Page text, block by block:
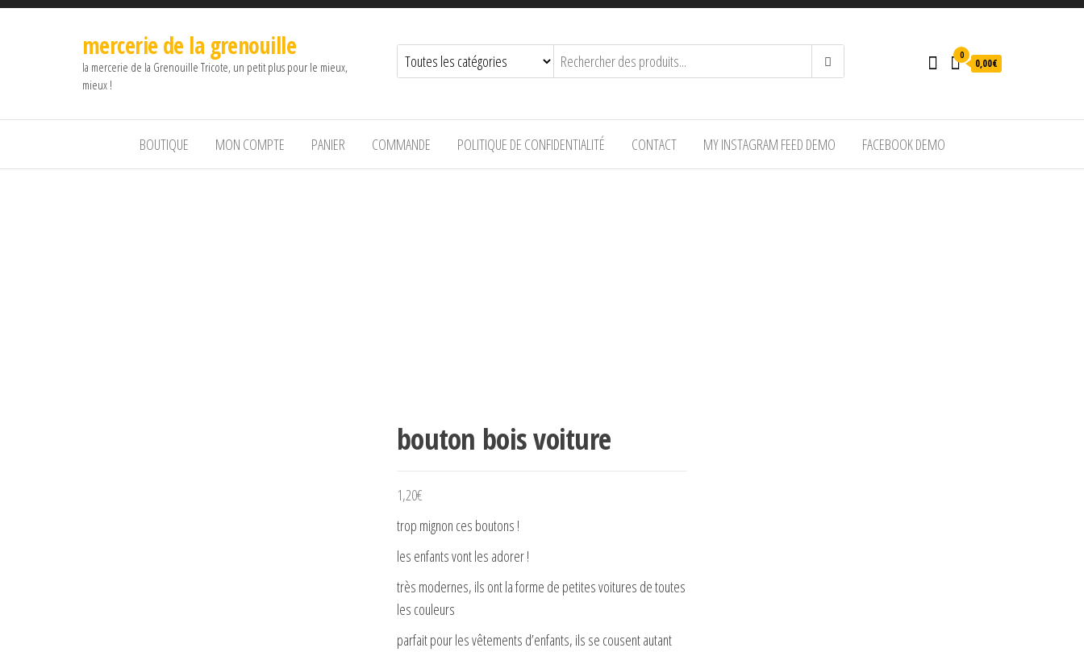
mercerie de la grenouille
la mercerie de la Grenouille Tricote, un petit plus pour le mieux,
mieux !
0
0,00€
BOUTIQUE MON COMPTE PANIER COMMANDE POLITIQUE DE CONFIDENTIALITÉ CONTACT MY INSTAGRAM FEED DEMO FACEBOOK DEMO
bouton bois voiture
1,20€
trop mignon ces boutons !
les enfants vont les adorer !
très modernes, ils ont la forme de petites voitures de toutes
les couleurs
parfait pour les vêtements d’enfants, ils se cousent autant